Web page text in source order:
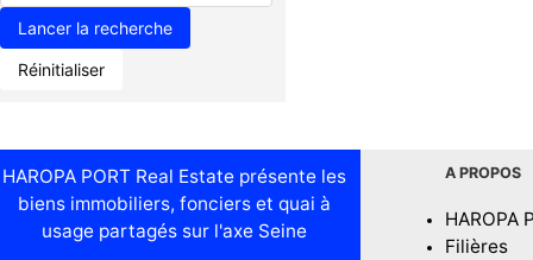
Réinitialiser
HAROPA PORT Real Estate présente les
biens immobiliers, fonciers et quai à
usage partagés sur l'axe Seine
A PROPOS
HAROPA
Filières